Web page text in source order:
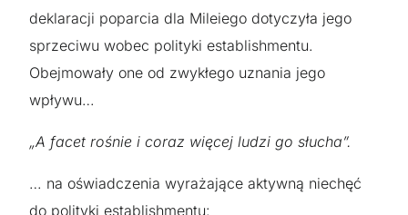
deklaracji poparcia dla Mileiego dotyczyła jego
sprzeciwu wobec polityki establishmentu.
Obejmowały one od zwykłego uznania jego
wpływu…
„A facet rośnie i coraz więcej ludzi go słucha”.
… na oświadczenia wyrażające aktywną niechęć
do polityki establishmentu: